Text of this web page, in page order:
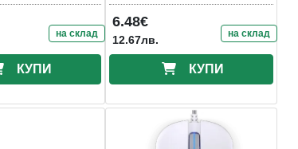
на склад
КУПИ
6.48€
12.67лв. на склад
КУПИ